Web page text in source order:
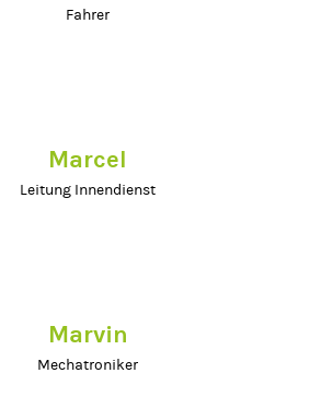
Fahrer
Marcel
Leitung Innendienst
Marvin
Mechatroniker